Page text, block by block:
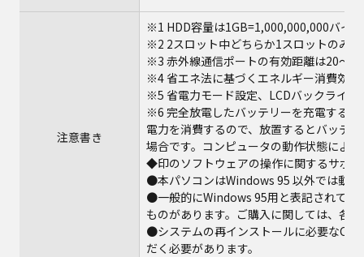
注意書き
※1 HDD容量は1GB=1,000,000,000バイ
※2 2スロット中どちらか1スロットのみ
※3 赤外線通信ポートの有効距離は20～
※4 省エネ法に基づくエネルギー消費効率
※5 省電力モード設定、LCDバックライ
※6 完全放電したバッテリーを充電する
電力を消費するので、放置するとバッテ
場合です。コンピュータの動作状態によ
◆印のソフトウェアの操作に関するサポ
●本パソコンはWindows 95 以外では動
●一般的にWindows 95用と表記されてい
ものがあります。ご購入に関しては、各
●システムの再インストールに必要な
だく必要があります。